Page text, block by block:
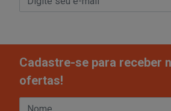
Cadastre-se para receber
ofertas!